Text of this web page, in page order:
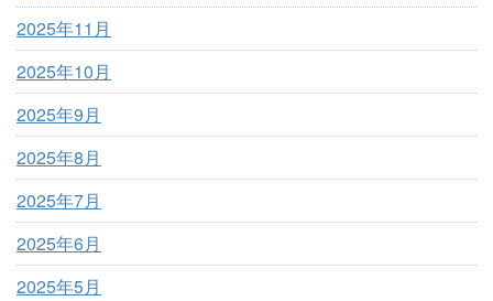
2025年11月
2025年10月
2025年9月
2025年8月
2025年7月
2025年6月
2025年5月